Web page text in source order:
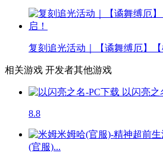
复刻追光活动｜【谲舞缚厄】
相关游戏 开发者其他游戏
以闪亮之
8.8
(官服)...